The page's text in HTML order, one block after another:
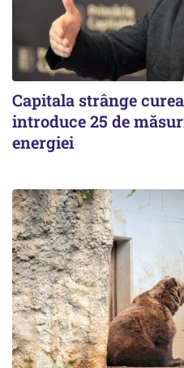
Capitala strânge
introduce 25 de
energiei